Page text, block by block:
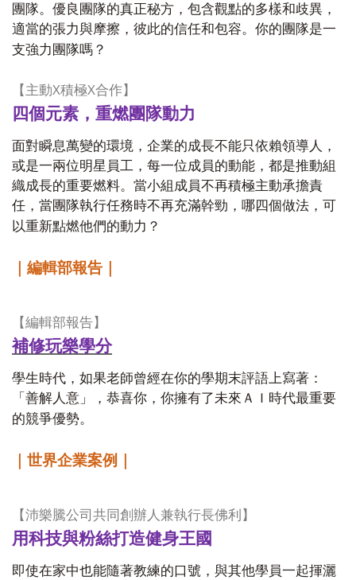
團隊。優良團隊的真正秘方，包含觀點的多樣和歧異，
適當的張力與摩擦，彼此的信任和包容。你的團隊是一
支強力團隊嗎？
【主動X積極X合作】
四個元素，重燃團隊動力
面對瞬息萬變的環境，企業的成長不能只依賴領導人，
或是一兩位明星員工，每一位成員的動能，都是推動組
織成長的重要燃料。當小組成員不再積極主動承擔責
任，當團隊執行任務時不再充滿幹勁，哪四個做法，可
以重新點燃他們的動力？
｜編輯部報告｜
【編輯部報告】
補修玩樂學分
學生時代，如果老師曾經在你的學期末評語上寫著：
「善解人意」，恭喜你，你擁有了未來ＡＩ時代最重要
的競爭優勢。
｜世界企業案例｜
【沛樂騰公司共同創辦人兼執行長佛利】
用科技與粉絲打造健身王國
即使在家中也能隨著教練的口號，與其他學員一起揮灑